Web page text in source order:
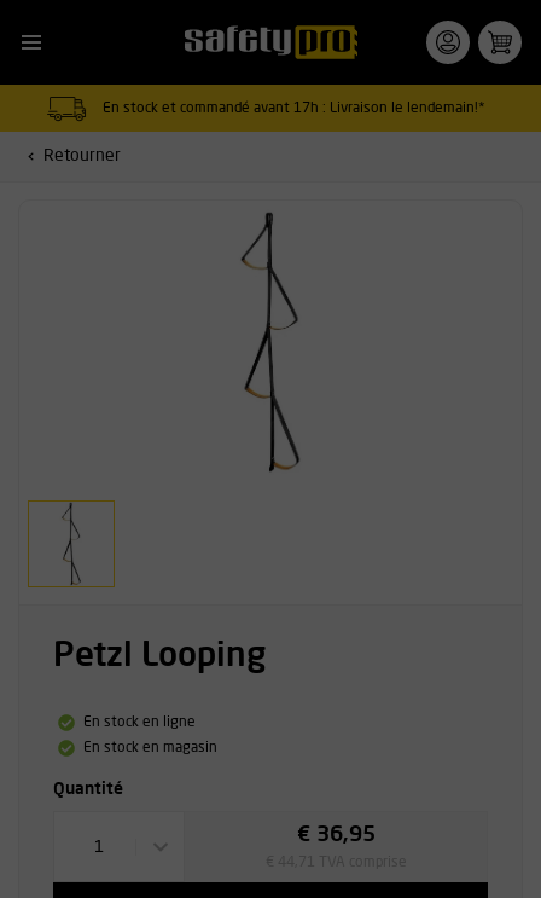
En stock et commandé avant 17h : Livraison le lendemain!*
Retourner
Petzl Looping
En stock en ligne
En stock en magasin
Quantité
1
€ 36,95